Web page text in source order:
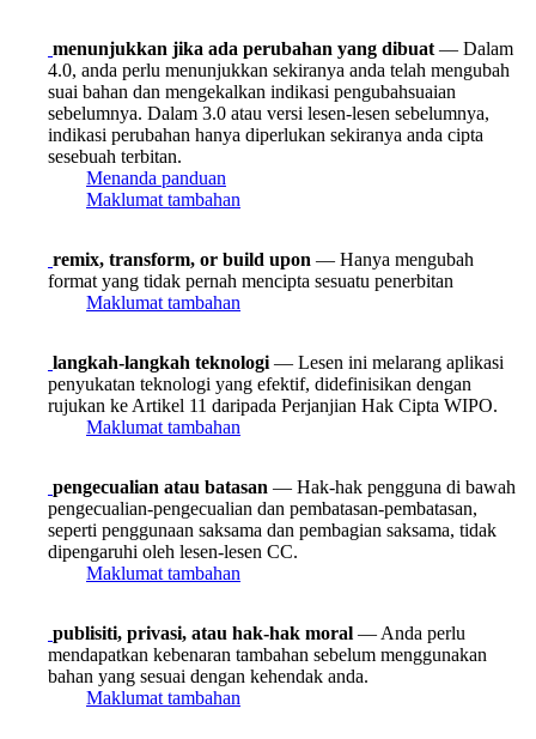
menunjukkan jika ada perubahan yang dibuat — Dalam
4.0, anda perlu menunjukkan sekiranya anda telah mengubah
suai bahan dan mengekalkan indikasi pengubahsuaian
sebelumnya. Dalam 3.0 atau versi lesen-lesen sebelumnya,
indikasi perubahan hanya diperlukan sekiranya anda cipta
sesebuah terbitan.
Menanda panduan
Maklumat tambahan
remix, transform, or build upon — Hanya mengubah
format yang tidak pernah mencipta sesuatu penerbitan
Maklumat tambahan
langkah-langkah teknologi — Lesen ini melarang aplikasi
penyukatan teknologi yang efektif, didefinisikan dengan
rujukan ke Artikel 11 daripada Perjanjian Hak Cipta WIPO.
Maklumat tambahan
pengecualian atau batasan — Hak-hak pengguna di bawah
pengecualian-pengecualian dan pembatasan-pembatasan,
seperti penggunaan saksama dan pembagian saksama, tidak
dipengaruhi oleh lesen-lesen CC.
Maklumat tambahan
publisiti, privasi, atau hak-hak moral — Anda perlu
mendapatkan kebenaran tambahan sebelum menggunakan
bahan yang sesuai dengan kehendak anda.
Maklumat tambahan